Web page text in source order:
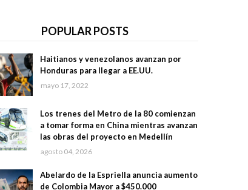
POPULAR POSTS
Haitianos y venezolanos avanzan por
Honduras para llegar a EE.UU.
mayo 17, 2022
Los trenes del Metro de la 80 comienzan
a tomar forma en China mientras avanzan
las obras del proyecto en Medellín
agosto 04, 2026
Abelardo de la Espriella anuncia aumento
de Colombia Mayor a $450.000